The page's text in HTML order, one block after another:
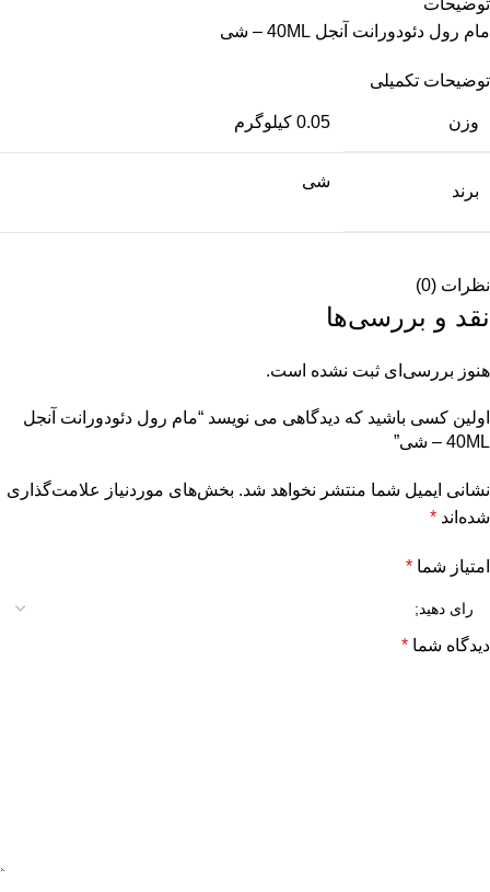
مام رول دئودورانت آنجل 40ML – شی
توضیحات تکمیلی
وزن 0.05 کیلوگرم
برند
شی
نظرات (0)
نقد و بررسی‌ها
هنوز بررسی‌ای ثبت نشده است.
اولین کسی باشید که دیدگاهی می نویسد “مام رول دئودورانت آنجل
40ML – شی”
نشانی ایمیل شما منتشر نخواهد شد. بخش‌های موردنیاز علامت‌گذاری
شده‌اند *
امتیاز شما *
دیدگاه شما *